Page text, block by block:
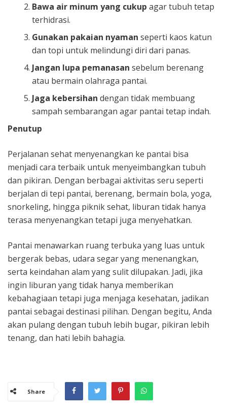
Bawa air minum yang cukup agar tubuh tetap
terhidrasi.
Gunakan pakaian nyaman seperti kaos katun
dan topi untuk melindungi diri dari panas.
Jangan lupa pemanasan sebelum berenang
atau bermain olahraga pantai.
Jaga kebersihan dengan tidak membuang
sampah sembarangan agar pantai tetap indah.
Penutup
Perjalanan sehat menyenangkan ke pantai bisa
menjadi cara terbaik untuk menyeimbangkan tubuh
dan pikiran. Dengan berbagai aktivitas seru seperti
berjalan di tepi pantai, berenang, bermain bola, yoga,
snorkeling, hingga piknik sehat, liburan tidak hanya
terasa menyenangkan tetapi juga menyehatkan.
Pantai menawarkan ruang terbuka yang luas untuk
bergerak bebas, udara segar yang menenangkan,
serta keindahan alam yang sulit dilupakan. Jadi, jika
ingin liburan yang tidak hanya memberikan
kebahagiaan tetapi juga menjaga kesehatan, jadikan
pantai sebagai destinasi pilihan. Dengan begitu, Anda
akan pulang dengan tubuh lebih bugar, pikiran lebih
tenang, dan hati lebih bahagia.
Share